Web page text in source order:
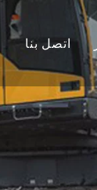
اتصل بنا